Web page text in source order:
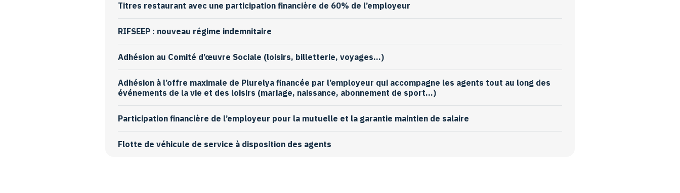
Titres restaurant avec une participation financière de 60% de l’employeur
RIFSEEP : nouveau régime indemnitaire
Adhésion au Comité d’œuvre Sociale (loisirs, billetterie, voyages…)
Adhésion à l’offre maximale de Plurelya financée par l’employeur qui accompagne les agents tout au long des
événements de la vie et des loisirs (mariage, naissance, abonnement de sport…)
Participation financière de l’employeur pour la mutuelle et la garantie maintien de salaire
Flotte de véhicule de service à disposition des agents